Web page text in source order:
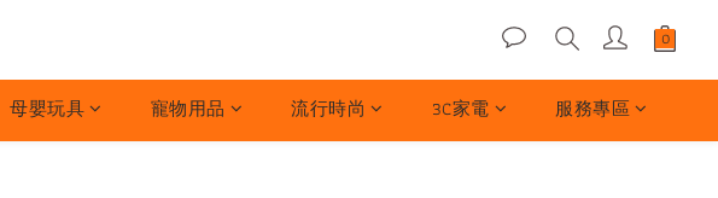
母嬰玩具 寵物用品 流行時尚 3C家電 服務專區